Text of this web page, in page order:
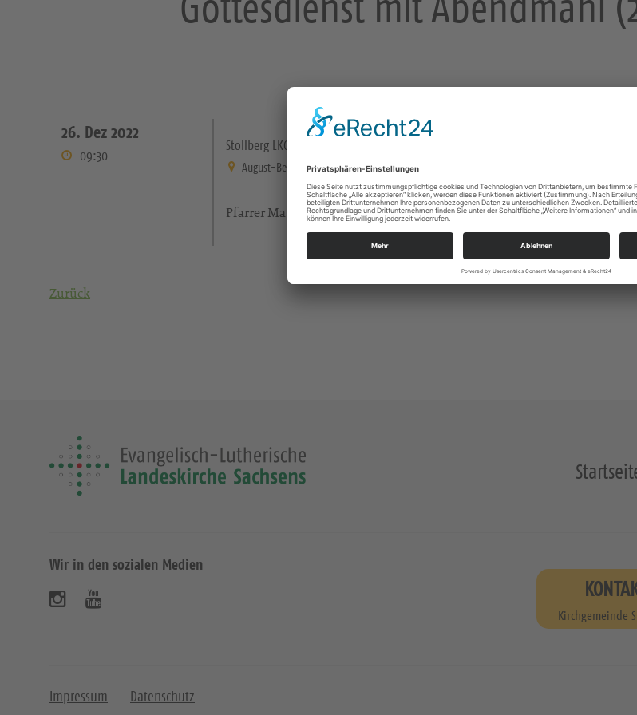
26. Dez 2022
09:30
Stollberg LKG Gablenz
August-Bebel-Straße 63, 09366 Stollberg/Erzgeb.
Pfarrer Matthias Müller
Zurück
Wir in den sozialen Medien
u
u
Kirchgemeinde
Impressum Datenschutz